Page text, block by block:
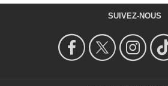
SUIVEZ-NOUS